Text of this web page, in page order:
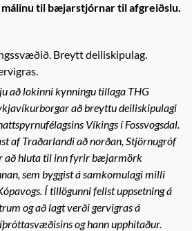
til bæjarstjórnar til afgreiðslu.
Breytt deiliskipulag.
að lokinni kynningu tillaga THG
að breyttu deiliskipulagi
Víkings í Fossvogsdal.
af Traðarlandi að norðan, Stjörnugróf
að hluta til inn fyrir bæjarmörk
sem byggist á samkomulagi milli
Í tillögunni fellst uppsetning á
og að lagt verði gervigras á
og hann upphitaður.